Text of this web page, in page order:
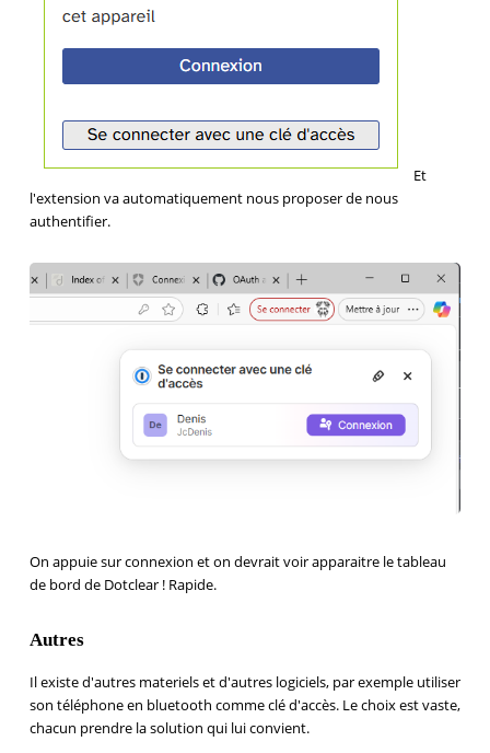
Et
l'extension va automatiquement nous proposer de nous
authentifier.
On appuie sur connexion et on devrait voir apparaitre le tableau
de bord de Dotclear ! Rapide.
Autres
Il existe d'autres materiels et d'autres logiciels, par exemple utiliser
son téléphone en bluetooth comme clé d'accès. Le choix est vaste,
chacun prendre la solution qui lui convient.